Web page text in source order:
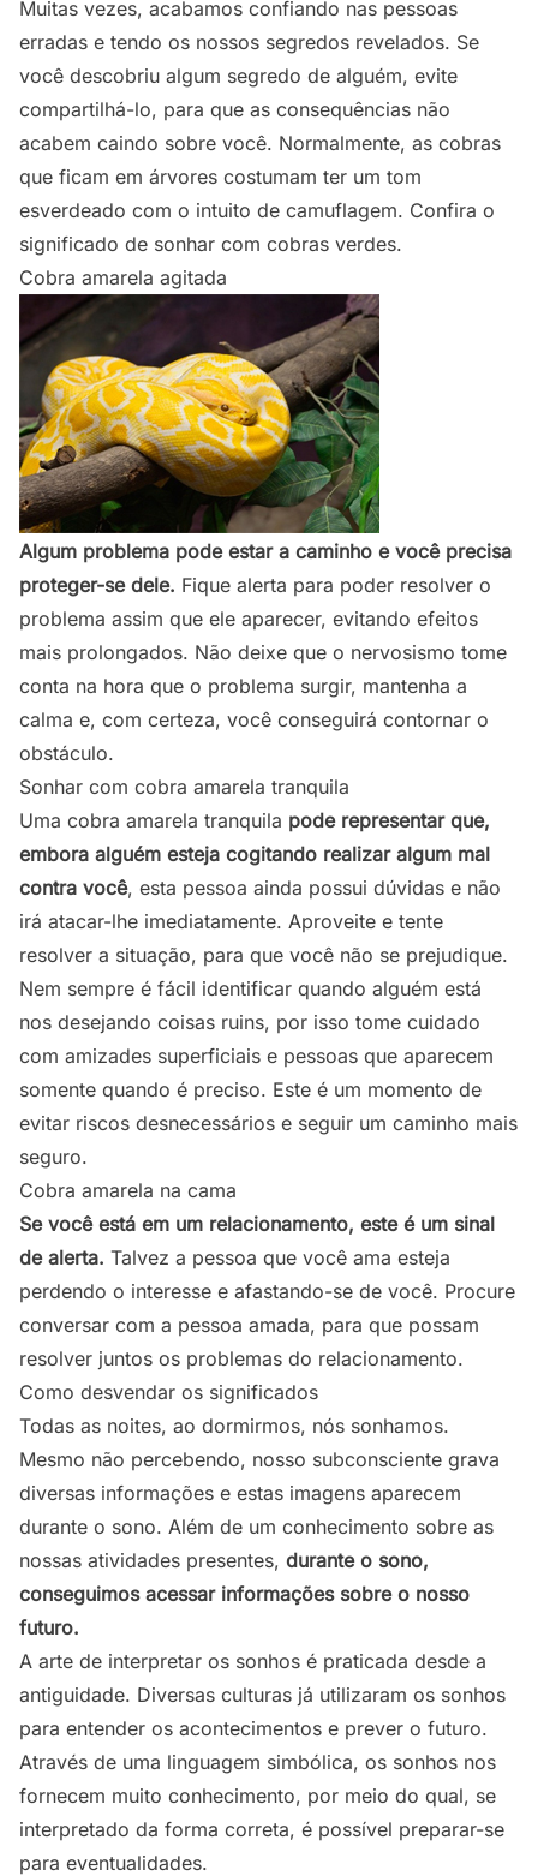
Muitas vezes, acabamos confiando nas pessoas
erradas e tendo os nossos segredos revelados. Se
você descobriu algum segredo de alguém, evite
compartilhá-lo, para que as consequências não
acabem caindo sobre você. Normalmente, as cobras
que ficam em árvores costumam ter um tom
esverdeado com o intuito de camuflagem. Confira o
significado de sonhar com cobras verdes.
Cobra amarela agitada
Algum problema pode estar a caminho e você precisa
proteger-se dele. Fique alerta para poder resolver o
problema assim que ele aparecer, evitando efeitos
mais prolongados. Não deixe que o nervosismo tome
conta na hora que o problema surgir, mantenha a
calma e, com certeza, você conseguirá contornar o
obstáculo.
Sonhar com cobra amarela tranquila
Uma cobra amarela tranquila pode representar que,
embora alguém esteja cogitando realizar algum mal
contra você, esta pessoa ainda possui dúvidas e não
irá atacar-lhe imediatamente. Aproveite e tente
resolver a situação, para que você não se prejudique.
Nem sempre é fácil identificar quando alguém está
nos desejando coisas ruins, por isso tome cuidado
com amizades superficiais e pessoas que aparecem
somente quando é preciso. Este é um momento de
evitar riscos desnecessários e seguir um caminho mais
seguro.
Cobra amarela na cama
Se você está em um relacionamento, este é um sinal
de alerta. Talvez a pessoa que você ama esteja
perdendo o interesse e afastando-se de você. Procure
conversar com a pessoa amada, para que possam
resolver juntos os problemas do relacionamento.
Como desvendar os significados
Todas as noites, ao dormirmos, nós sonhamos.
Mesmo não percebendo, nosso subconsciente grava
diversas informações e estas imagens aparecem
durante o sono. Além de um conhecimento sobre as
nossas atividades presentes, durante o sono,
conseguimos acessar informações sobre o nosso
futuro.
A arte de interpretar os sonhos é praticada desde a
antiguidade. Diversas culturas já utilizaram os sonhos
para entender os acontecimentos e prever o futuro.
Através de uma linguagem simbólica, os sonhos nos
fornecem muito conhecimento, por meio do qual, se
interpretado da forma correta, é possível preparar-se
para eventualidades.